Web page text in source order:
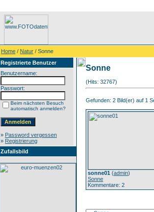
Home / Natur / Sonne
Registrierte Benutzer
Benutzername:
Passwort:
Beim nächsten Besuch
automatisch anmelden?
» Password vergessen
» Registrierung
Zufallsbild
Sonne
(Hits: 32767)
Gefunden: 2 Bild(er) auf 1
sonne01 (admin)
Sonne
Kommentare: 2